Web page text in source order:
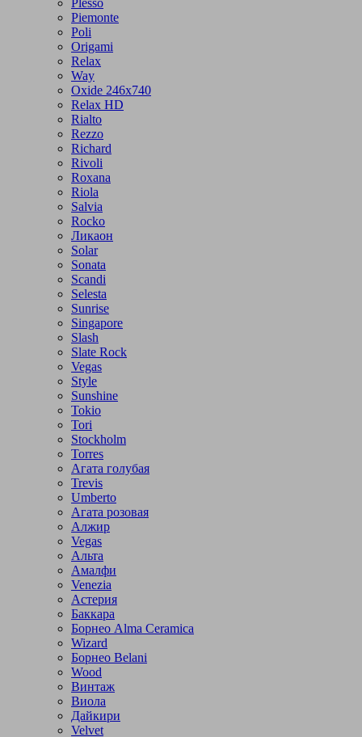
Piemonte
Poli
Origami
Relax
Way
Oxide 246x740
Relax HD
Rialto
Rezzo
Richard
Rivoli
Roxana
Riola
Salvia
Rocko
Ликаон
Solar
Sonata
Scandi
Selesta
Sunrise
Singapore
Slash
Slate Rock
Vegas
Style
Sunshine
Tokio
Tori
Stockholm
Torres
Агата голубая
Trevis
Umberto
Агата розовая
Алжир
Vegas
Альта
Амалфи
Venezia
Астерия
Баккара
Борнео Alma Ceramica
Wizard
Борнео Belani
Wood
Винтаж
Виола
Дайкири
Velvet